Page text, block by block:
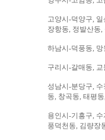
고양시-덕양구,
장항동, 정발산동
하남시-덕풍동,
구리시-갈매동,
성남시-분당구,
동, 창곡동, 태평
용인시-기흥구,
풍덕천동, 김량장